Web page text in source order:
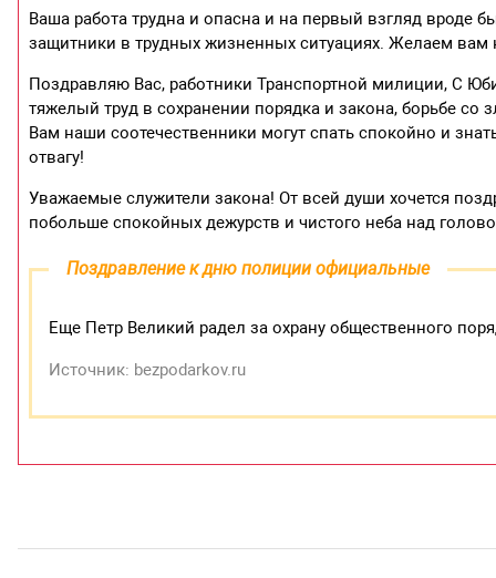
Ваша работа трудна и опасна и на первый взгляд
защитники в трудных жизненных ситуациях. Желаем вам
Поздравляю Вас, работники Транспортной милиции, С
тяжелый труд в сохранении порядка и закона, борьбе
Вам наши соотечественники могут спать спокойно и
отвагу!
Уважаемые служители закона! От всей души хочется
побольше спокойных дежурств и чистого неба над
Поздравление к дню полиции официальные
Еще Петр Великий радел за охрану общественного
Источник: bezpodarkov.ru